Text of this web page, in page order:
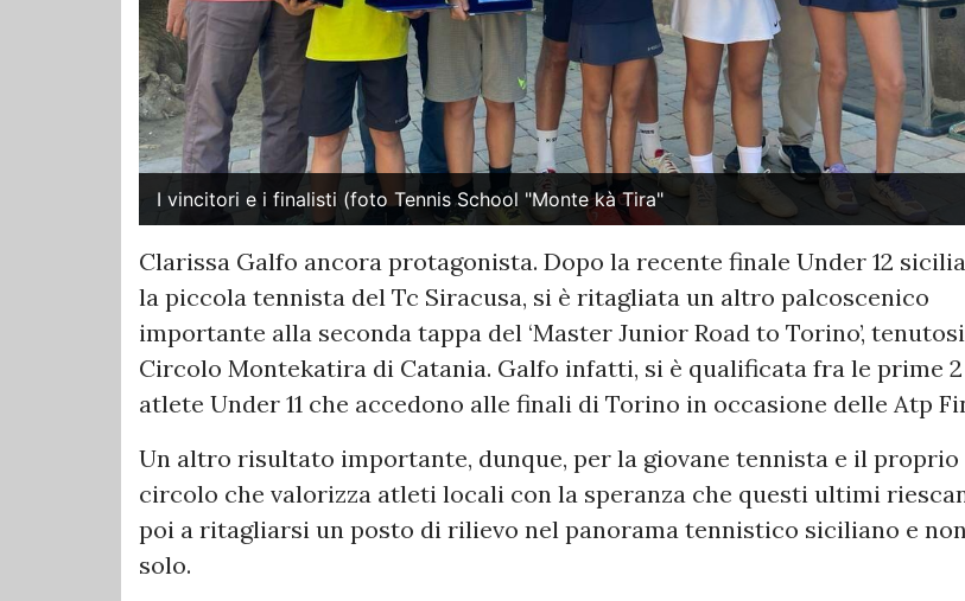
I vincitori e i finalisti (foto Tennis School "Monte kà Tira"
Clarissa Galfo ancora protagonista. Dopo la recente finale Under 12
la piccola tennista del Tc Siracusa, si è ritagliata un altro palcoscenico
importante alla seconda tappa del ‘Master Junior Road to Torino’,
Circolo Montekatira di Catania. Galfo infatti, si è qualificata fra le prime 2
atlete Under 11 che accedono alle finali di Torino in occasione delle Atp
Un altro risultato importante, dunque, per la giovane tennista e il proprio
circolo che valorizza atleti locali con la speranza che questi ultimi
poi a ritagliarsi un posto di rilievo nel panorama tennistico siciliano e
solo.